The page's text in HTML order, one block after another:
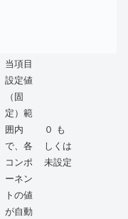
当項目
設定値
（固
定）範
囲内
で、各
コンポ
ーネン
トの値
が自動
０ も
しくは
未設定